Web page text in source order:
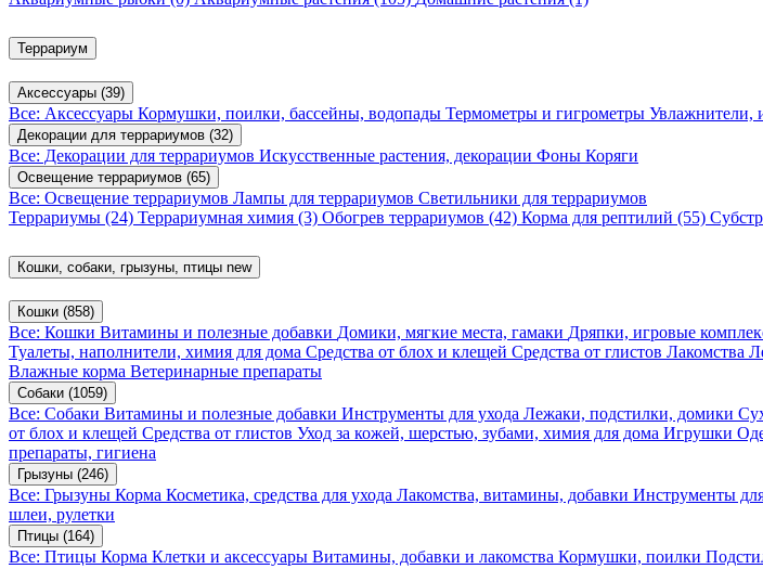
Террариум
Аксессуары (39)
Все: Аксессуары Кормушки, поилки, бассейны, водопады Термометры и гигрометры Увлажнители,
Декорации для террариумов (32)
Все: Декорации для террариумов Искусственные растения, декорации Фоны Коряги
Освещение террариумов (65)
Все: Освещение террариумов Лампы для террариумов Светильники для террариумов
Террариумы (24) Террариумная химия (3) Обогрев террариумов (42) Корма для рептилий (55)
Кошки, собаки, грызуны, птицы new
Кошки (858)
Все: Кошки Витамины и полезные добавки Домики, мягкие места, гамаки Дряпки, игровые
Туалеты, наполнители, химия для дома Средства от блох и клещей Средства от глистов Лакомства
Влажные корма Ветеринарные препараты
Собаки (1059)
Все: Собаки Витамины и полезные добавки Инструменты для ухода Лежаки, подстилки, домики
от блох и клещей Средства от глистов Уход за кожей, шерстью, зубами, химия для дома Игрушки
препараты, гигиена
Грызуны (246)
Все: Грызуны Корма Косметика, средства для ухода Лакомства, витамины, добавки Инструменты
шлеи, рулетки
Птицы (164)
Все: Птицы Корма Клетки и аксессуары Витамины, добавки и лакомства Кормушки, поилки